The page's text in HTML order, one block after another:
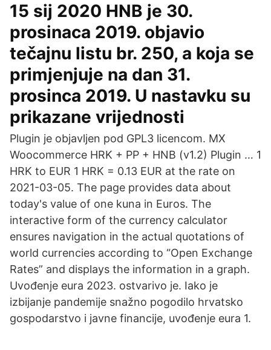
15 sij 2020 HNB je 30.
prosinaca 2019. objavio
tečajnu listu br. 250, a koja se
primjenjuje na dan 31.
prosinca 2019. U nastavku su
prikazane vrijednosti
Plugin je objavljen pod GPL3 licencom. MX
Woocommerce HRK + PP + HNB (v1.2) Plugin … 1
HRK to EUR 1 HRK = 0.13 EUR at the rate on
2021-03-05. The page provides data about
today's value of one kuna in Euros. The
interactive form of the currency calculator
ensures navigation in the actual quotations of
world currencies according to “Open Exchange
Rates” and displays the information in a graph.
Uvođenje eura 2023. ostvarivo je. Iako je
izbijanje pandemije snažno pogodilo hrvatsko
gospodarstvo i javne financije, uvođenje eura 1.